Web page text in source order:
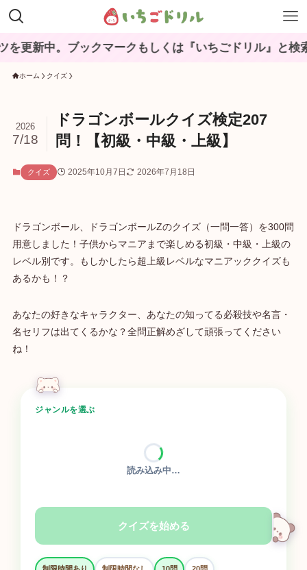
。ブックマークもしくは『いちごドリル』と検索してね♪
ホーム クイズ
ドラゴンボールクイズ検定207
問！【初級・中級・上級】
2026
7/18
クイズ 2025年10月7日 2026年7月18日
ドラゴンボール、ドラゴンボールZのクイズ（一問一答）を300問
用意しました！子供からマニアまで楽しめる初級・中級・上級の
レベル別です。もしかしたら超上級レベルなマニアッククイズも
あるかも！？
あなたの好きなキャラクター、あなたの知ってる必殺技や名言・
名セリフは出てくるかな？全問正解めざして頑張ってください
ね！
ジャンルを選ぶ
読み込み中…
クイズを始める